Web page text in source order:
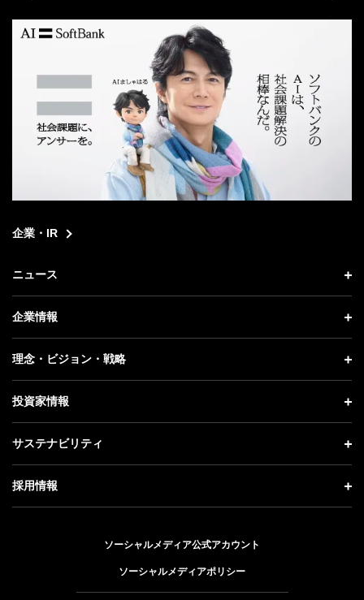
企業・IR
ニュース
ニュース トップ
プレスリリース
更新情報
記者説明会
企業情報
企業情報 トップ
社長メッセージ
事業紹介
ガバナンス
理念・ビジョン・戦略
理念・ビジョン・戦略 トップ
成長戦略「Activate AI for Society」
人材戦略
投資家情報
投資家情報 トップ
経営方針
個人投資家の皆さまへ
サステナビリティ
サステナビリティ トップ
トップメッセージ
ESG方針・体制
採用情報
ソーシャルメディア公式アカウント
ソーシャルメディアポリシー